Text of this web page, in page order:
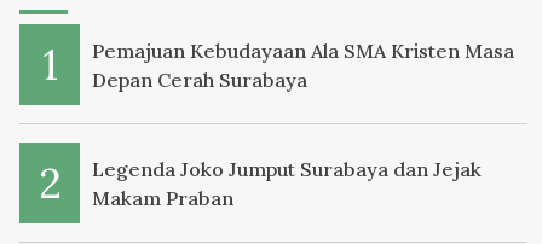
Pemajuan Kebudayaan Ala SMA Kristen Masa
Depan Cerah Surabaya
Legenda Joko Jumput Surabaya dan Jejak
Makam Praban